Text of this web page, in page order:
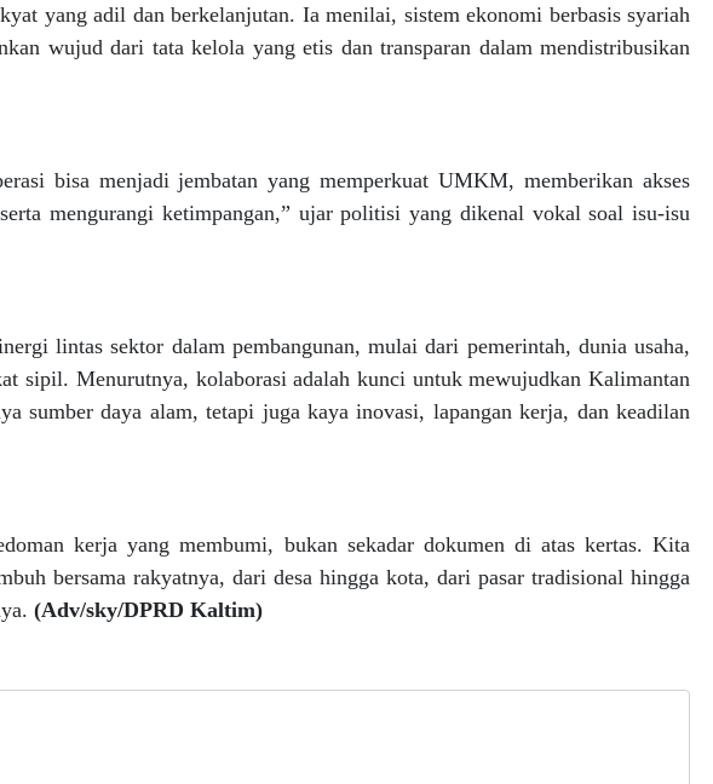
yang adil dan berkelanjutan. Ia menilai, sistem ekonomi berbasis syariah
wujud dari tata kelola yang etis dan transparan dalam mendistribusikan
bisa menjadi jembatan yang memperkuat UMKM, memberikan akses
mengurangi ketimpangan,” ujar politisi yang dikenal vokal soal isu-isu
lintas sektor dalam pembangunan, mulai dari pemerintah, dunia usaha,
sipil. Menurutnya, kolaborasi adalah kunci untuk mewujudkan Kalimantan
sumber daya alam, tetapi juga kaya inovasi, lapangan kerja, dan keadilan
kerja yang membumi, bukan sekadar dokumen di atas kertas. Kita
bersama rakyatnya, dari desa hingga kota, dari pasar tradisional hingga
(Adv/sky/DPRD Kaltim)